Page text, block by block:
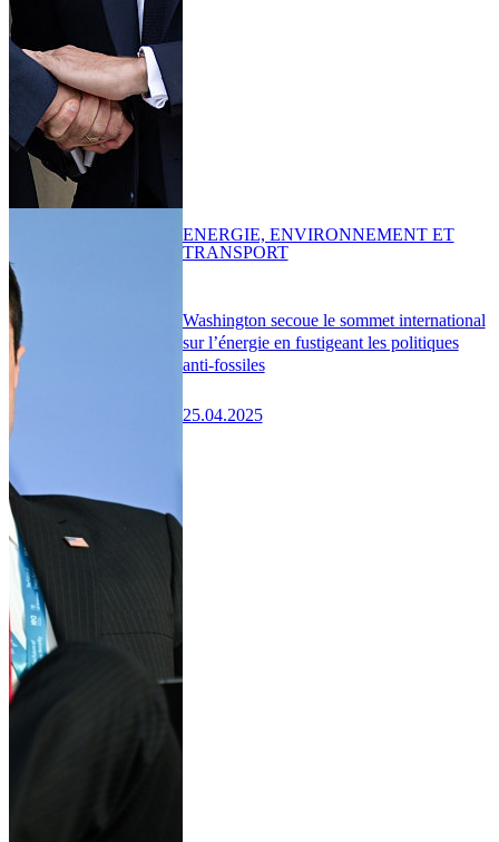
Washington secoue le sommet international
sur l’énergie en fustigeant les politiques
anti-fossiles
25.04.2025
ENERGIE, ENVIRONNEMENT ET
TRANSPORT